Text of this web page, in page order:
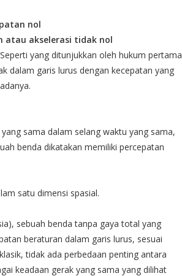
nol
atau akselerasi tidak nol
yang ditunjukkan oleh hukum pertama
dalam garis lurus dengan kecepatan yang
sama dalam selang waktu yang sama,
benda dikatakan memiliki percepatan
satu dimensi spasial.
sebuah benda tanpa gaya total yang
beraturan dalam garis lurus, sesuai
tidak ada perbedaan penting antara
keadaan gerak yang sama yang dilihat